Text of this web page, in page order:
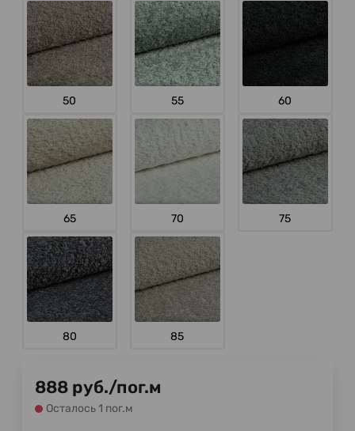
50 55 60
65 70 75
80 85
888 руб./пог.м
Осталось 1 пог.м